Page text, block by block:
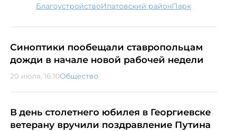
благоустройство Ипатовский район парк
Синоптики пообещали ставропольцам
дожди в начале новой рабочей недели
20 июля, 16:10Общество
В день столетнего юбилея в Георгиевске
ветерану вручили поздравление Путина